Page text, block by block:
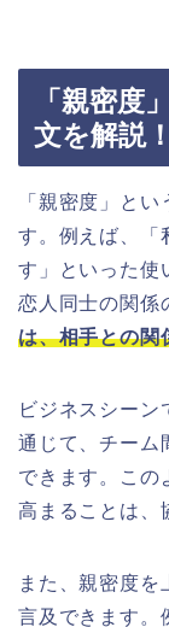
「親密度
文を解説！
「親密度」と
す。例えば、「
す」といった使
恋人同士の関係
は、相手との関
ビジネスシーン
通じて、チーム
できます。この
高まることは、
また、親密度を
言及できます。